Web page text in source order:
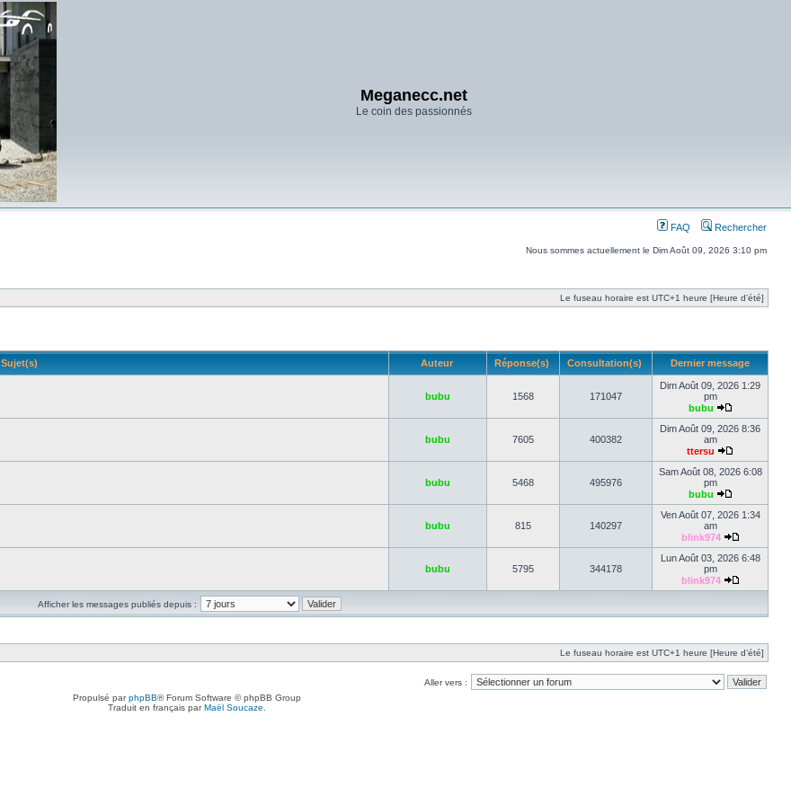
Meganecc.net
Le coin des passionnés
FAQ Rechercher
Nous sommes actuellement le Dim Août 09, 2026 3:10 pm
Le fuseau horaire est UTC+1 heure [Heure d’été]
Sujet(s) Auteur Réponse(s) Consultation(s) Dernier message
bubu 1568 171047
Dim Août 09, 2026 1:29
pm
bubu
bubu 7605 400382
Dim Août 09, 2026 8:36
am
ttersu
bubu 5468 495976
Sam Août 08, 2026 6:08
pm
bubu
bubu 815 140297
Ven Août 07, 2026 1:34
am
blink974
bubu 5795 344178
Lun Août 03, 2026 6:48
pm
blink974
Afficher les messages publiés depuis :
Le fuseau horaire est UTC+1 heure [Heure d’été]
Aller vers :
Propulsé parphpBB® Forum Software © phpBB Group
Traduit en français parMaël Soucaze